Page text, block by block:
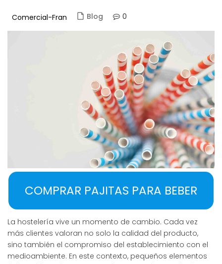
Comercial-Fran Blog 0
COMPRAR PAJITAS PARA BEBER
La hostelería vive un momento de cambio. Cada vez
más clientes valoran no solo la calidad del producto,
sino también el compromiso del establecimiento con el
medioambiente. En este contexto, pequeños elementos